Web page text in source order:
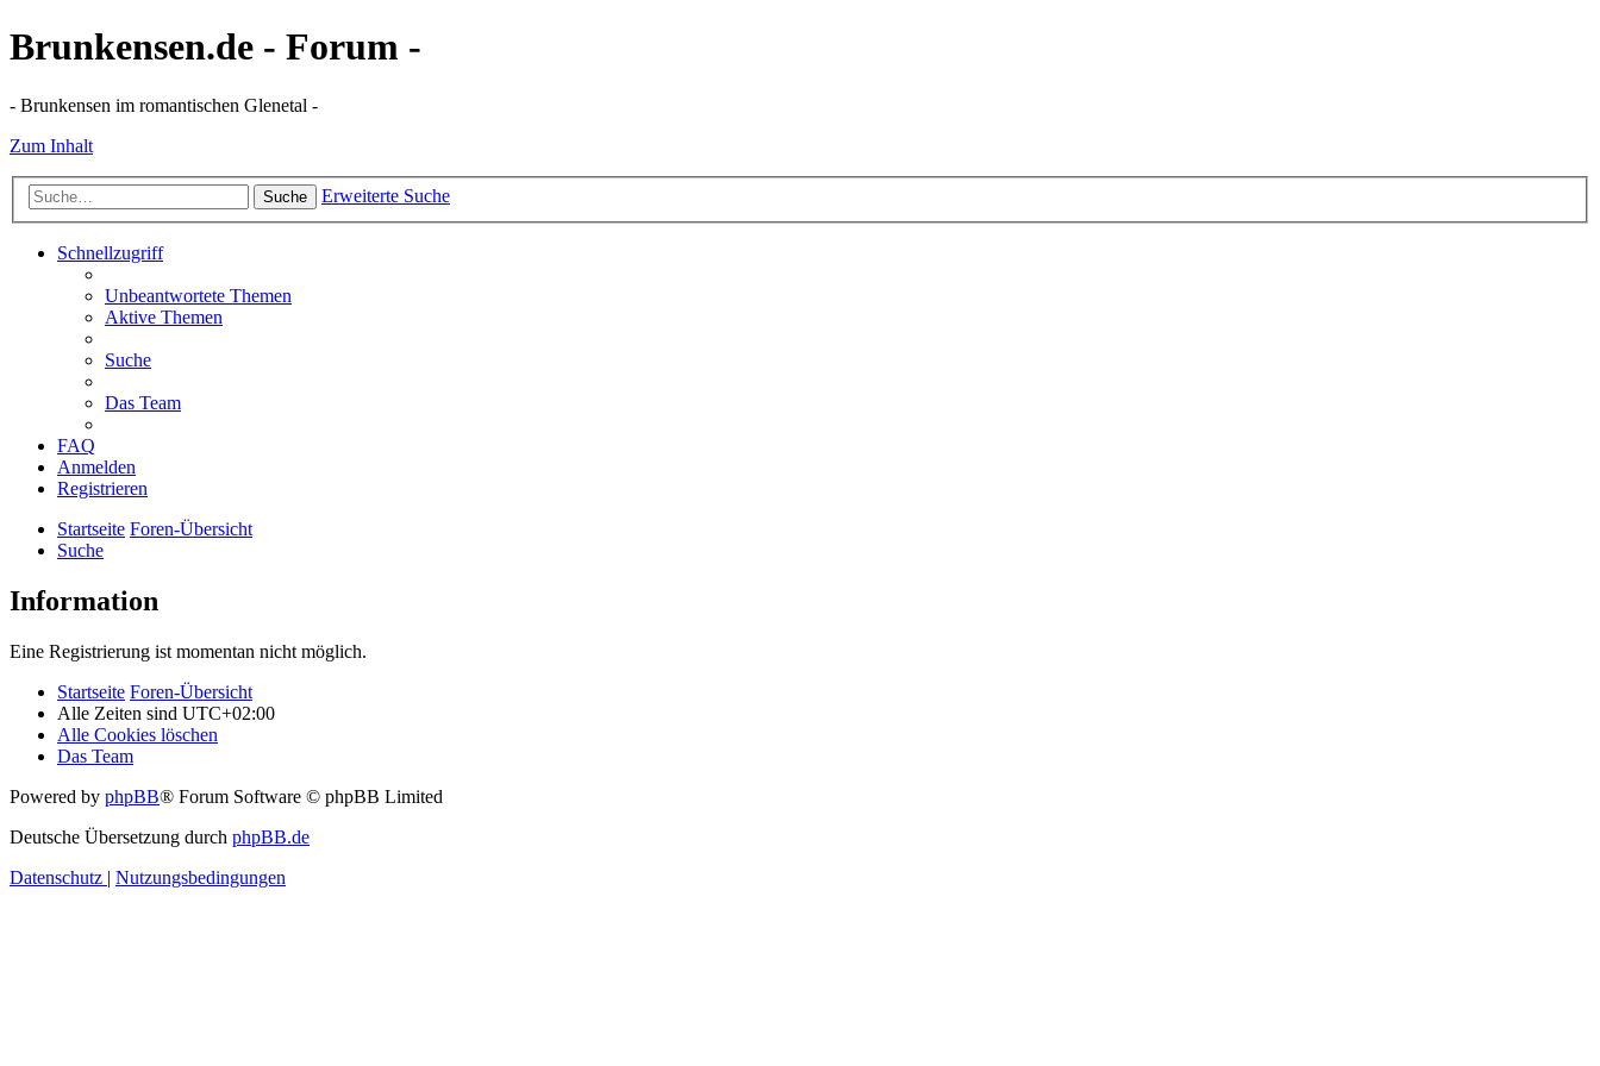
Brunkensen.de - Forum -
- Brunkensen im romantischen Glenetal -
Zum Inhalt
Suche Erweiterte Suche
Schnellzugriff
Unbeantwortete Themen
Aktive Themen
Suche
Das Team
FAQ
Anmelden
Registrieren
Startseite Foren-Übersicht
Suche
Information
Eine Registrierung ist momentan nicht möglich.
Startseite Foren-Übersicht
Alle Zeiten sind UTC+02:00
Alle Cookies löschen
Das Team
Powered by phpBB® Forum Software © phpBB Limited
Deutsche Übersetzung durch phpBB.de
Datenschutz | Nutzungsbedingungen